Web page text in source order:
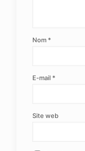
Nom *
E-mail *
Site web